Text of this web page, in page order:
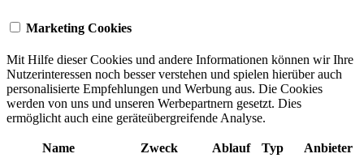
Marketing Cookies
Mit Hilfe dieser Cookies und andere Informationen können wir Ihre
Nutzerinteressen noch besser verstehen und spielen hierüber auch
personalisierte Empfehlungen und Werbung aus. ​Die Cookies
werden von uns und unseren Werbepartnern gesetzt. Dies
ermöglicht auch eine geräteübergreifende Analyse.
Name Zweck Ablauf Typ Anbieter